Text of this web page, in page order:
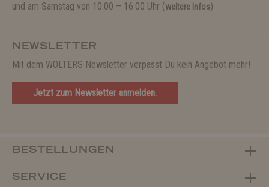
und am Samstag von 10:00 – 16:00 Uhr (weitere Infos)
NEWSLETTER
Mit dem WOLTERS Newsletter verpasst Du kein Angebot mehr!
Jetzt zum Newsletter anmelden.
BESTELLUNGEN
SERVICE